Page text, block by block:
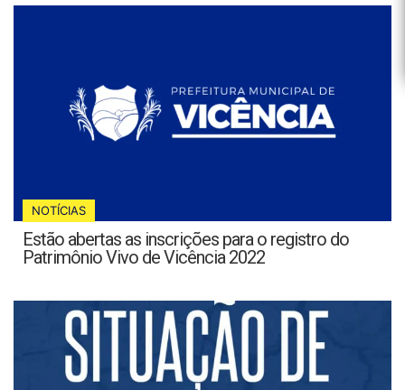
NOTÍCIAS
Estão abertas as inscrições para o registro do
Patrimônio Vivo de Vicência 2022